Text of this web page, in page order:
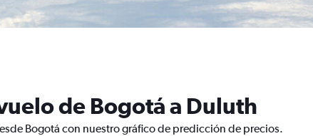
de Bogotá a Duluth
Bogotá con nuestro gráfico de predicción de precios.